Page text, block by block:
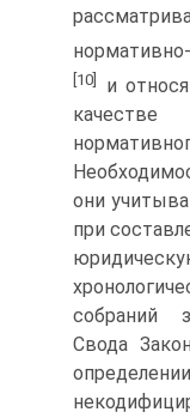
[10]
и
качестве
они
при
собраний
Свода